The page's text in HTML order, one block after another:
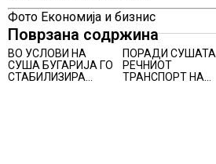
Фото Економија и бизнис
Поврзана содржина
ВО УСЛОВИ НА
СУША БУГАРИЈА ГО
СТАБИЛИЗИРА
ПОРАДИ СУШАТА
РЕЧНИОТ
ТРАНСПОРТ НА